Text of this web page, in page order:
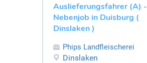
Auslieferungsfahrer (A) -
Nebenjob in Duisburg (
Dinslaken )
Phips Landfleischerei
Dinslaken